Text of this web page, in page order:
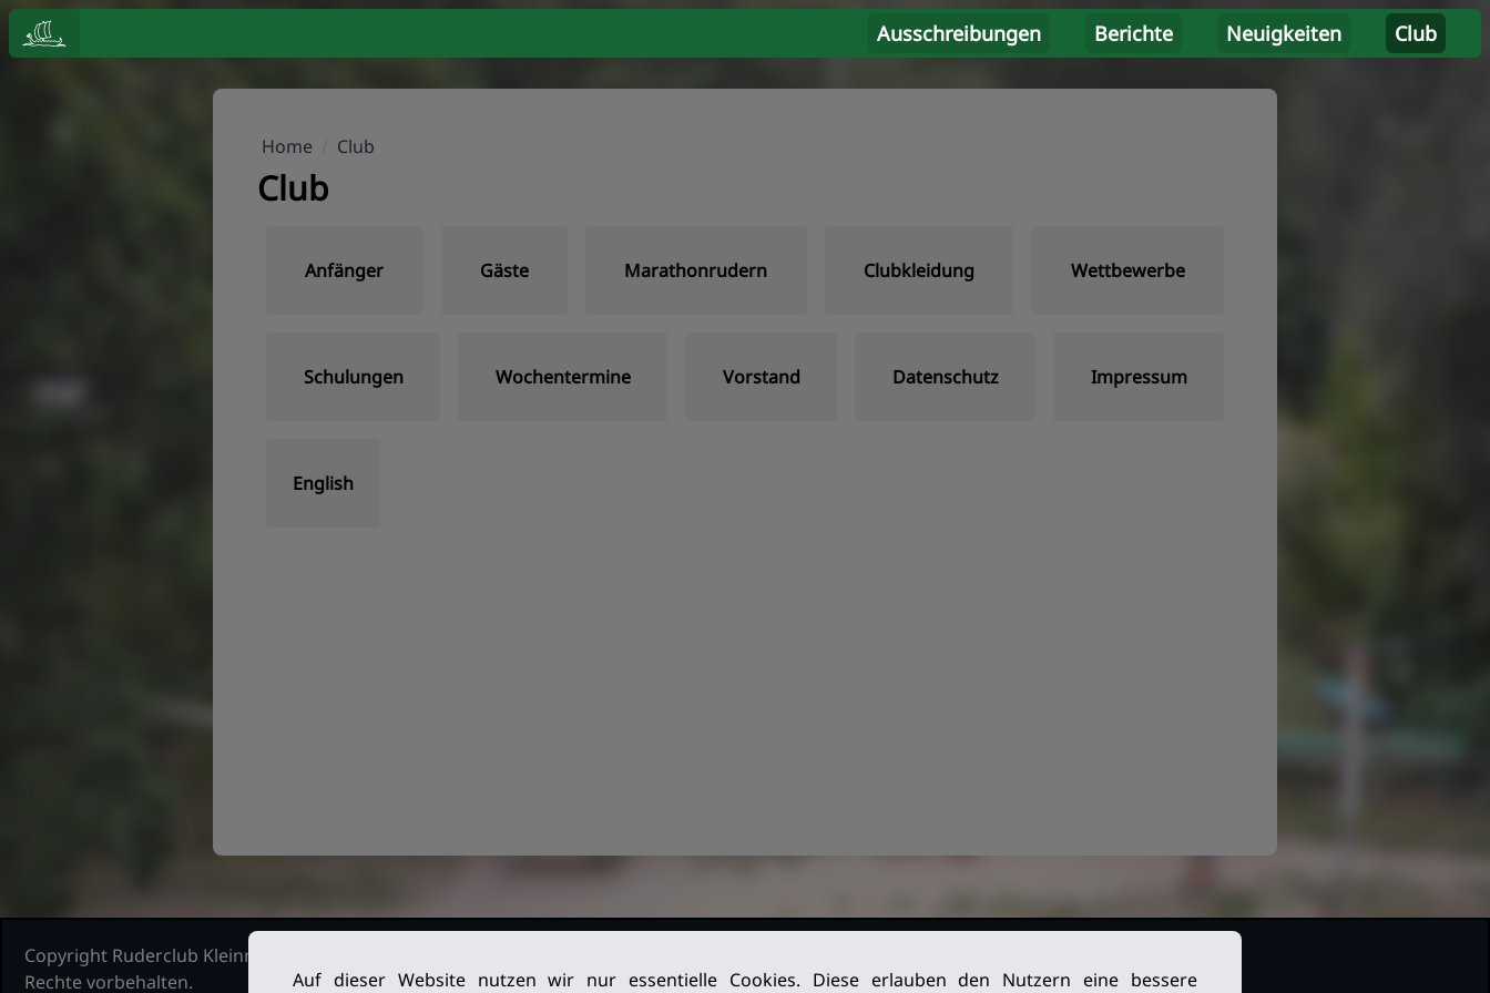
Ausschreibungen Berichte Neuigkeiten Club
Home Club
Club
Anfänger Gäste Marathonrudern Clubkleidung Wettbewerbe
Schulungen Wochentermine Vorstand Datenschutz Impressum
English
Copyright Ruderclub Kleinmachnow Stahnsdorf Teltow, 2026. Alle
Rechte vorbehalten.
Datenschutz
Auf dieser Website nutzen wir nur essentielle Cookies. Diese erlauben den Nutzern eine bessere